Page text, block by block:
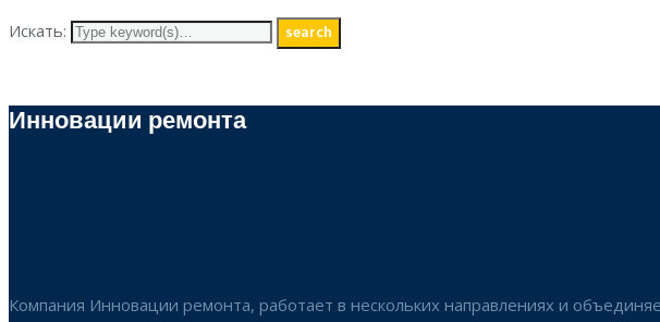
Искать:
search
Инновации ремонта
Компания Инновации ремонта, работает в нескольких направлениях и